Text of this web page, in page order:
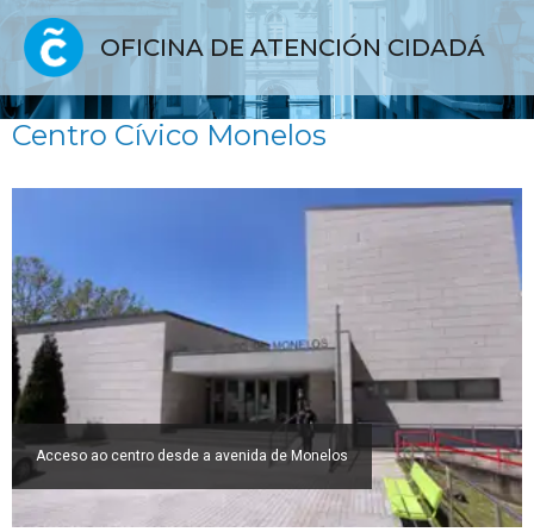
OFICINA DE ATENCIÓN CIDADÁ
Centro Cívico Monelos
Acceso ao centro desde a avenida de Monelos